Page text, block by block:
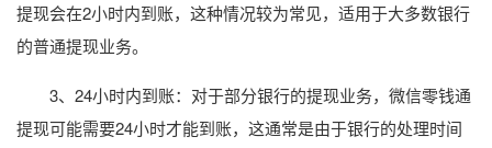
提现会在2小时内到账，这种情况较为常见，适用于大多数银行
的普通提现业务。
3、24小时内到账：对于部分银行的提现业务，微信零钱通
提现可能需要24小时才能到账，这通常是由于银行的处理时间